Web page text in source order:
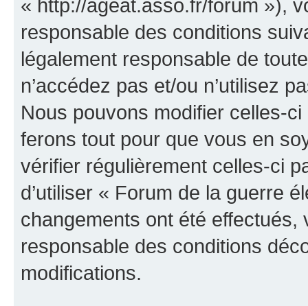
« http://ageat.asso.fr/forum »),
responsable des conditions
légalement responsable de
n’accédez pas et/ou n’utilisez
Nous pouvons modifier celles-
ferons tout pour que vous en
vérifier régulièrement celles-ci
d’utiliser « Forum de la guerre
changements ont été effectués,
responsable des conditions
modifications.